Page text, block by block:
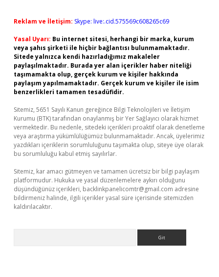
Reklam ve İletişim: Skype: live:.cid.575569c608265c69
Yasal Uyarı: Bu internet sitesi, herhangi bir marka, kurum
veya şahıs şirketi ile hiçbir bağlantısı bulunmamaktadır.
Sitede yalnızca kendi hazırladığımız makaleler
paylaşılmaktadır. Burada yer alan içerikler haber niteliği
taşımamakta olup, gerçek kurum ve kişiler hakkında
paylaşım yapılmamaktadır. Gerçek kurum ve kişiler ile isim
benzerlikleri tamamen tesadüfidir.
Sitemiz, 5651 Sayılı Kanun gereğince Bilgi Teknolojileri ve İletişim
Kurumu (BTK) tarafından onaylanmış bir Yer Sağlayıcı olarak hizmet
vermektedir. Bu nedenle, sitedeki içerikleri proaktif olarak denetleme
veya araştırma yükümlülüğümüz bulunmamaktadır. Ancak, üyelerimiz
yazdıkları içeriklerin sorumluluğunu taşımakta olup, siteye üye olarak
bu sorumluluğu kabul etmiş sayılırlar.
Sitemiz, kar amacı gütmeyen ve tamamen ücretsiz bir bilgi paylaşım
platformudur. Hukuka ve yasal düzenlemelere aykırı olduğunu
düşündüğünüz içerikleri, backlinkpanelicomtr@gmail.com adresine
bildirmeniz halinde, ilgili içerikler yasal süre içerisinde sitemizden
kaldırılacaktır.